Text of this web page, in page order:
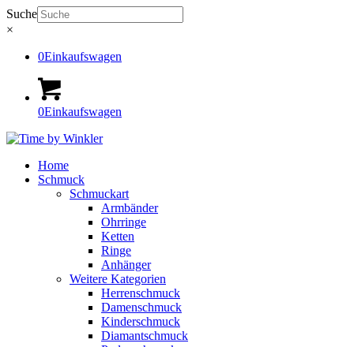
Suche
×
0Einkaufswagen
0Einkaufswagen
Home
Schmuck
Schmuckart
Armbänder
Ohrringe
Ketten
Ringe
Anhänger
Weitere Kategorien
Herrenschmuck
Damenschmuck
Kinderschmuck
Diamantschmuck